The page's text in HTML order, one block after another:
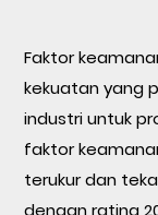
Faktor
kekuatan yang
industri untuk
faktor
terukur dan
dengan rating